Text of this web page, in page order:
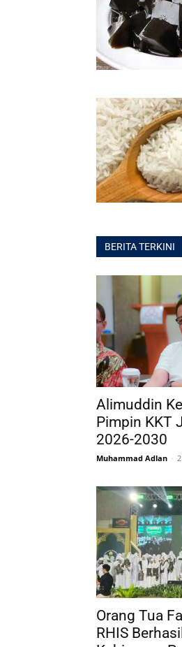
BERITA TERKINI
Alimuddin
Pimpin KKT
2026-2030
Muhammad Adlan -
Orang Tua
RHIS